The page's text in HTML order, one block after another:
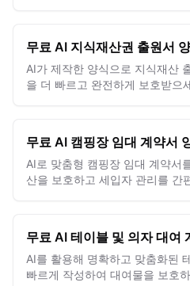
무료 AI 지식재산권 출원서
AI가 제작한 양식으로 지식재산
을 더 빠르고 완전하게 보호받으
무료 AI 캠핑장 임대 계약서
AI로 맞춤형 캠핑장 임대 계약
산을 보호하고 세입자 관리를 간
무료 AI 테이블 및 의자 대여
AI를 활용해 명확하고 맞춤화된
빠르게 작성하여 대여물을 보호